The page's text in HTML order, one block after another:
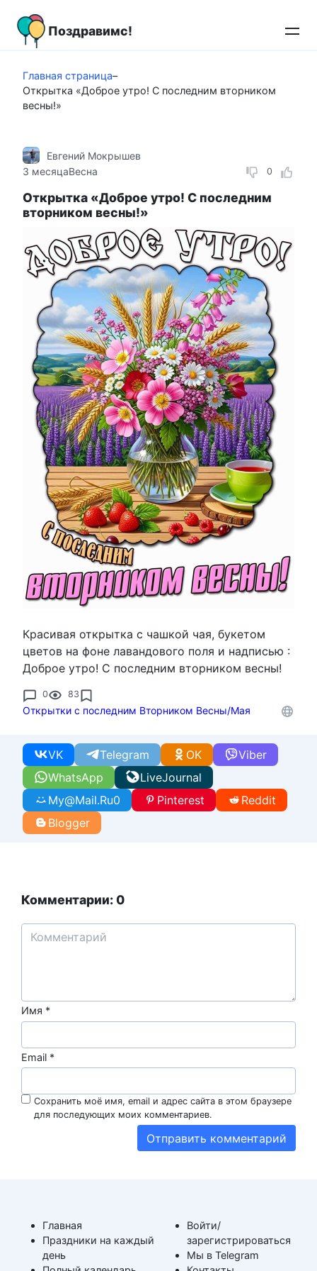
контенту
Поздравимс!
Главная страница–
Открытка «Доброе утро! С последним вторником
весны!»
0
Евгений Мокрышев
3 месяцаВесна
Открытка «Доброе утро! С последним
вторником весны!»
Красивая открытка с чашкой чая, букетом
цветов на фоне лавандового поля и надписью :
Доброе утро! С последним вторником весны!
0 83
Открытки с последним Вторником Весны/Мая
WhatsApp
VK Telegram Viber
OK
LiveJournal
My@Mail.Ru0 Pinterest
Reddit
Blogger
Комментарии: 0
Имя *
Email *
Сохранить моё имя, email и адрес сайта в этом браузере
для последующих моих комментариев.
Главная
Праздники на каждый
день
Войти/
зарегистрироваться
Мы в Telegram